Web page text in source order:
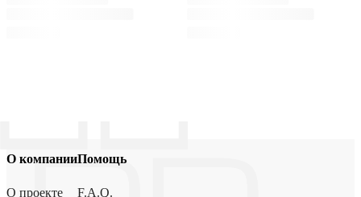
О компании
О проекте
Помощь
F.A.Q.